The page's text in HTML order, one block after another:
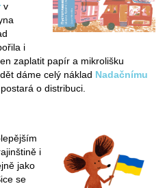
v
i
zaplatit papír a mikrolišku
dáme celý náklad Nadačnímu
postará o distribuci.
i
jako
se